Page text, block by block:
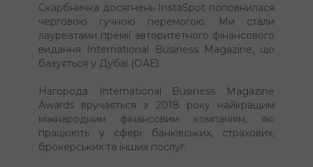
Скарбничка досягнень InstaSpot поповнилася
черговою гучною перемогою. Ми стали
лауреатами премії авторитетного фінансового
видання International Business Magazine, що
базується у Дубаї (ОАЕ).
Нагорода International Business Magazine
Awards вручається з 2018 року найкращим
міжнародним фінансовим компаніям, які
працюють у сфері банківських, страхових,
брокерських та інших послуг.